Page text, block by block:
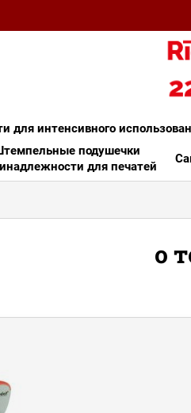
для интенсивного
подушечки
для печатей
о